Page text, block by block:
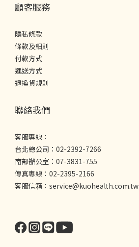
顧客服務
隱私條款
條款及細則
付款方式
運送方式
退換貨規則
聯絡我們
客服專線：
台北總公司：02-2392-7266
南部辦公室：07-3831-755
傳真專線：02-2395-2166
客服信箱：service@kuohealth.com.tw